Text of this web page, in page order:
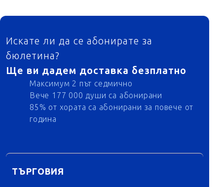
ФУТЕР
Искате ли да се абонирате за
бюлетина?
Ще ви дадем доставка безплатно
Максимум 2 път седмично
Вече 177 000 души са абонирани
85% от хората са абонирани за повече от
година
ТЪРГОВИЯ